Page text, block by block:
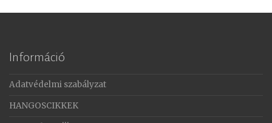
Információ
Adatvédelmi szabályzat
HANGOSCIKKEK